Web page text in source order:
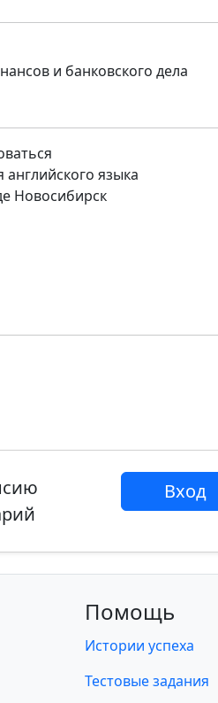
и банковского дела
языка
Новосибирск
Вход
Помощь
Истории успеха
Тестовые задания